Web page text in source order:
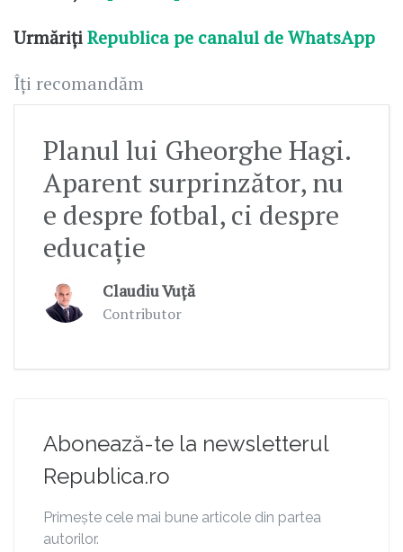
UrmărițiRepublica pe canalul de WhatsApp
Îți recomandăm
Planul lui Gheorghe Hagi.
Aparent surprinzător, nu
e despre fotbal, ci despre
educație
Claudiu Vuță
Contributor
Abonează-te la newsletterul
Republica.ro
Primește cele mai bune articole din partea
autorilor.